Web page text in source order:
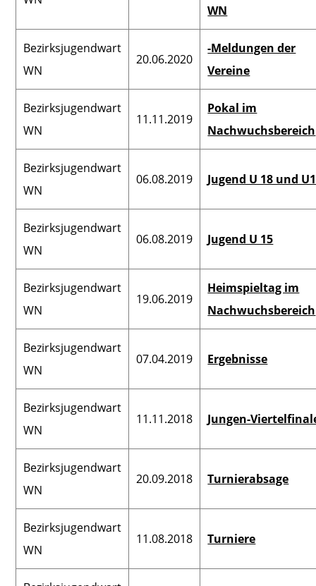
WN
Bezirksjugendwart
WN
20.06.2020
-Meldungen der
Vereine
Bezirksjugendwart
WN
11.11.2019
Pokal im
Nachwuchsbereich
Bezirksjugendwart
WN
06.08.2019 Jugend U 18 und
Bezirksjugendwart
WN
06.08.2019 Jugend U 15
Bezirksjugendwart
WN
19.06.2019
Heimspieltag im
Nachwuchsbereich
Bezirksjugendwart
WN
07.04.2019 Ergebnisse
Bezirksjugendwart
WN
11.11.2018 Jungen-
Bezirksjugendwart
WN
20.09.2018 Turnierabsage
Bezirksjugendwart
WN
11.08.2018 Turniere